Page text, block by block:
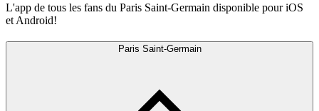
L'app de tous les fans du Paris Saint-Germain disponible pour iOS
et Android!
Paris Saint-Germain